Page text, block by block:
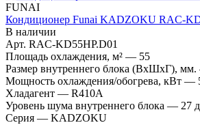
FUNAI
Кондиционер Funai KADZOKU RAC-
В наличии
Арт. RAC-KD55HP.D01
Площадь охлаждения, м² — 55
Размер внутреннего блока (ВхШхГ), мм.
Мощность охлаждения/обогрева, кВт —
Хладагент — R410A
Уровень шума внутреннего блока — 27
Серия — KADZOKU